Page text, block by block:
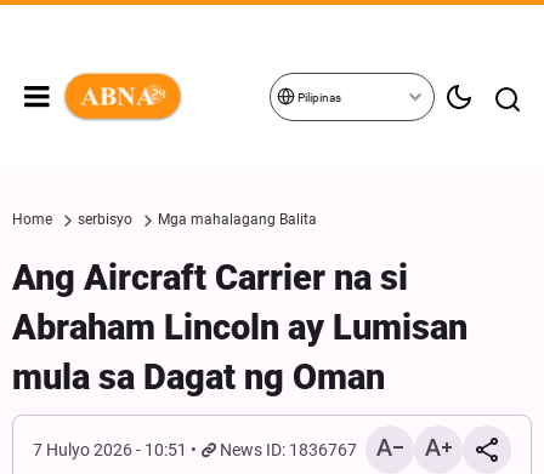
Pilipinas
Home serbisyo Mga mahalagang Balita
Ang Aircraft Carrier na si
Abraham Lincoln ay Lumisan
mula sa Dagat ng Oman
7 Hulyo 2026 - 10:51 News ID: 1836767